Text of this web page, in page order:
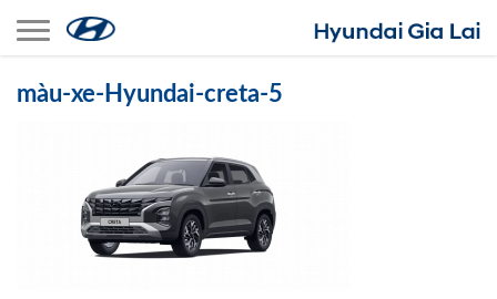
Toggle navigation
màu-xe-Hyundai-creta-5